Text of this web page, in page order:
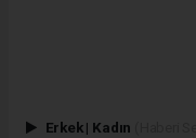
Erkek | Kadın